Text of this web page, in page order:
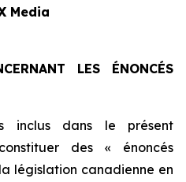
Media
LES ÉNONCÉS
inclus dans le présent
des « énoncés
législation canadienne en